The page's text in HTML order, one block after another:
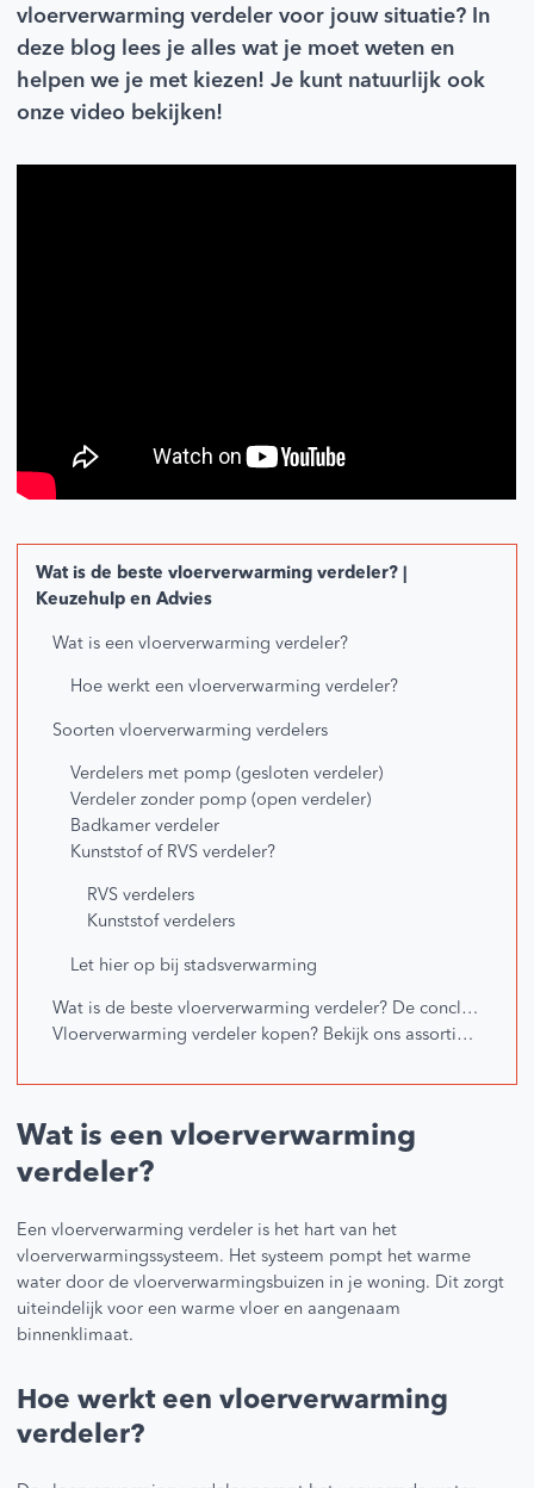
vloerverwarming verdeler voor jouw situatie? In
deze blog lees je alles wat je moet weten en
helpen we je met kiezen! Je kunt natuurlijk ook
onze video bekijken!
Wat is de beste vloerverwarming verdeler? |
Keuzehulp en Advies
Wat is een vloerverwarming verdeler?
Hoe werkt een vloerverwarming verdeler?
Soorten vloerverwarming verdelers
Verdelers met pomp (gesloten verdeler)
Verdeler zonder pomp (open verdeler)
Badkamer verdeler
Kunststof of RVS verdeler?
RVS verdelers
Kunststof verdelers
Let hier op bij stadsverwarming
Wat is de beste vloerverwarming verdeler? De conclusie + keuzehulp
Vloerverwarming verdeler kopen? Bekijk ons assortiment of vraag advies aan!
Wat is een vloerverwarming
verdeler?
Een vloerverwarming verdeler is het hart van het
vloerverwarmingssysteem. Het systeem pompt het warme
water door de vloerverwarmingsbuizen in je woning. Dit zorgt
uiteindelijk voor een warme vloer en aangenaam
binnenklimaat.
Hoe werkt een vloerverwarming
verdeler?